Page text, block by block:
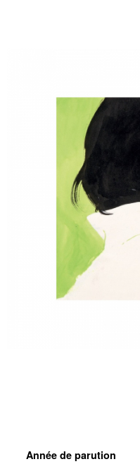
Année de parution